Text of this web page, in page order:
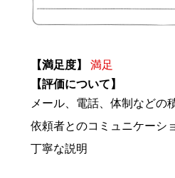
【満足度】
満足
【評価について】
メール、電話、体制などの
依頼者とのコミュニケーシ
丁寧な説明